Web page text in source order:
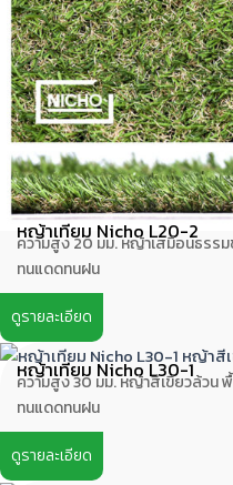
หญ้าเทียม Nicho L20-2
ความสูง 20 มม. หญ้าเสมือนธรร
ทนแดดทนฝน
ดูรายละเอียด
หญ้าเทียม Nicho L30-1
ความสูง 30 มม. หญ้าสีเขียวล้วน
ทนแดดทนฝน
ดูรายละเอียด